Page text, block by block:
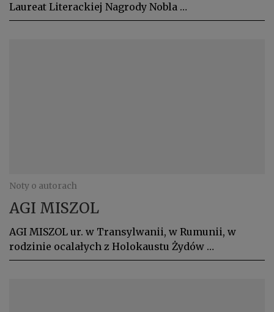
Laureat Literackiej Nagrody Nobla …
Noty o autorach
AGI MISZOL
AGI MISZOL ur. w Transylwanii, w Rumunii, w
rodzinie ocalałych z Holokaustu Żydów …